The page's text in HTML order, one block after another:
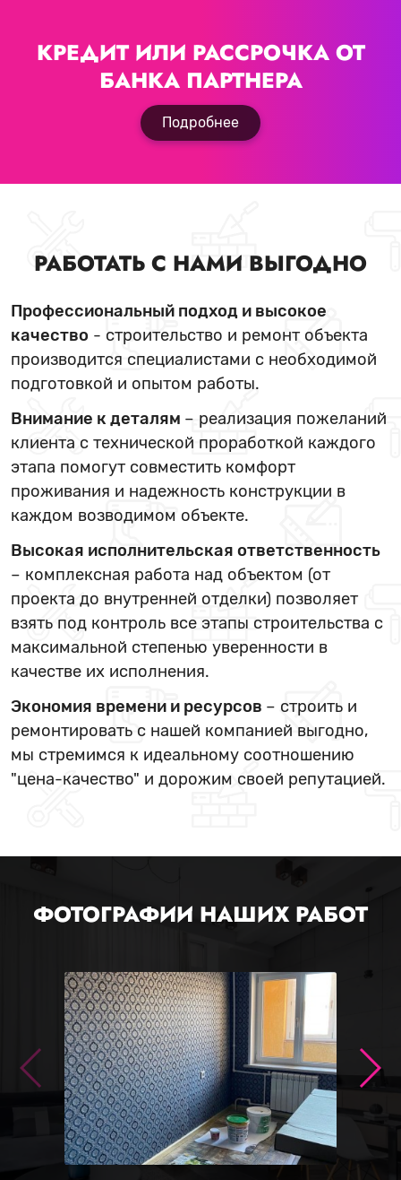
КРЕДИТ ИЛИ РАССРОЧКА ОТ
БАНКА ПАРТНЕРА
Подробнее
РАБОТАТЬ С НАМИ ВЫГОДНО
Профессиональный подход и высокое
качество - строительство и ремонт объекта
производится специалистами с необходимой
подготовкой и опытом работы.
Внимание к деталям – реализация пожеланий
клиента с технической проработкой каждого
этапа помогут совместить комфорт
проживания и надежность конструкции в
каждом возводимом объекте.
Высокая исполнительская ответственность
– комплексная работа над объектом (от
проекта до внутренней отделки) позволяет
взять под контроль все этапы строительства с
максимальной степенью уверенности в
качестве их исполнения.
Экономия времени и ресурсов – строить и
ремонтировать с нашей компанией выгодно,
мы стремимся к идеальному соотношению
"цена-качество" и дорожим своей репутацией.
ФОТОГРАФИИ НАШИХ РАБОТ